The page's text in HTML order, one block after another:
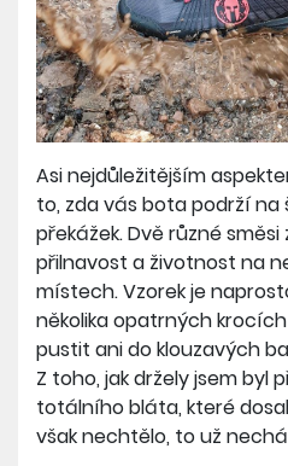
Asi nejdůležitějším
to, zda vás bota podrží na
překážek. Dvě různé
přilnavost a životnost na
místech. Vzorek je
několika opatrných
pustit ani do klouzavých
Z toho, jak držely jsem byl
totálního bláta, které
však nechtělo, to už